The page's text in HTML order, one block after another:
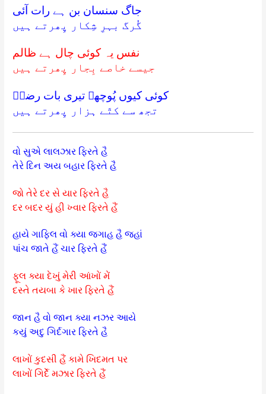
جاگ سنسان بن ہے رات آئی
گُرگ بہرِ شِکار پِھرتے ہیں
نفس یہ کوئی چال ہے ظالم
جیسے خاصے بِجار پِھرتے ہیں
کوئی کیوں پُوچھے تیری بات رضاؔ
تجھ سے کتّے ہزار پِھرتے ہیں
વો સુએ લાલઝાર ફિરતે હૈ
તેરે દિન અય બહાર ફિરતે હૈ
જો તેરે દર સે યાર ફિરતે હૈ
દર બદર યું હી ખ્વાર ફિરતે હૈં
હાયે ગાફિલ વો ક્યા જગાહ હૈ જહાં
પાંચ જાતે હૈં ચાર ફિરતે હૈં
ફૂલ ક્યા દેખું મેરી આંખોં મેં
દસ્તે તયબા કે ખાર ફિરતે હૈં
જાન હૈ વો જાન ક્યા નઝર આયે
કયું અદુ ગિર્દગાર ફિરતે હૈ
લાખોં કુદસી હૈં કામે ખિદમત પર
લાખોં ગિર્દે મઝાર ફિરતે હૈં